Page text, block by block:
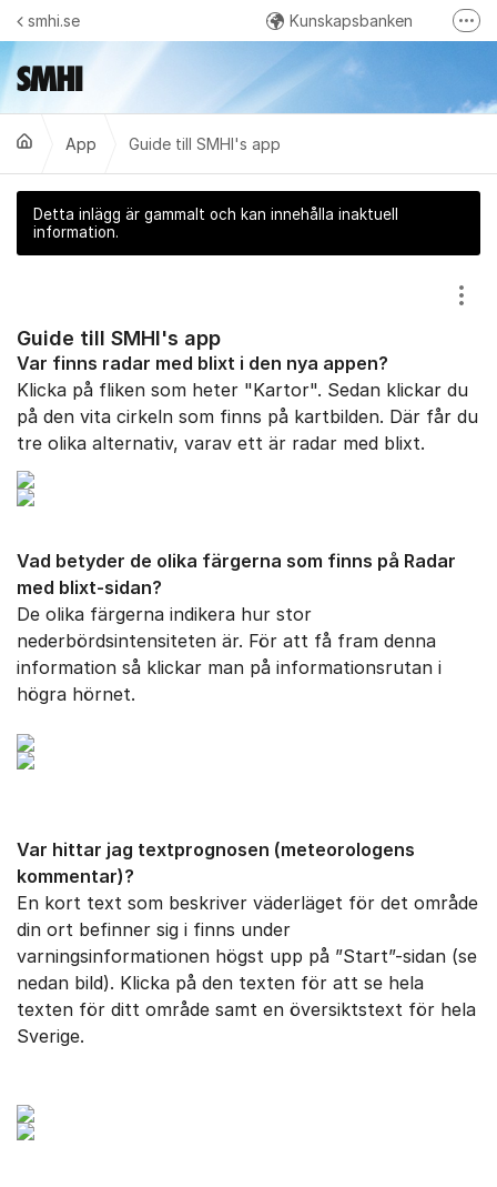
Hoppa till innehåll
smhi.se Kunskapsbanken
Kontakt
Öppna data - Meteorologi
Öppna data - Oceanografi
SMHI på Facebook
App Guide till SMHI's app
Detta inlägg är gammalt och kan innehålla inaktuell
information.
Guide till SMHI's app
Var finns radar med blixt i den nya appen?
Klicka på fliken som heter "Kartor". Sedan klickar du
på den vita cirkeln som finns på kartbilden. Där får du
tre olika alternativ, varav ett är radar med blixt.
Vad betyder de olika färgerna som finns på Radar
med blixt-sidan?
De olika färgerna indikera hur stor
nederbördsintensiteten är. För att få fram denna
information så klickar man på informationsrutan i
högra hörnet.
Var hittar jag textprognosen (meteorologens
kommentar)?
En kort text som beskriver väderläget för det område
din ort befinner sig i finns under
varningsinformationen högst upp på ”Start”-sidan (se
nedan bild). Klicka på den texten för att se hela
texten för ditt område samt en översiktstext för hela
Sverige.